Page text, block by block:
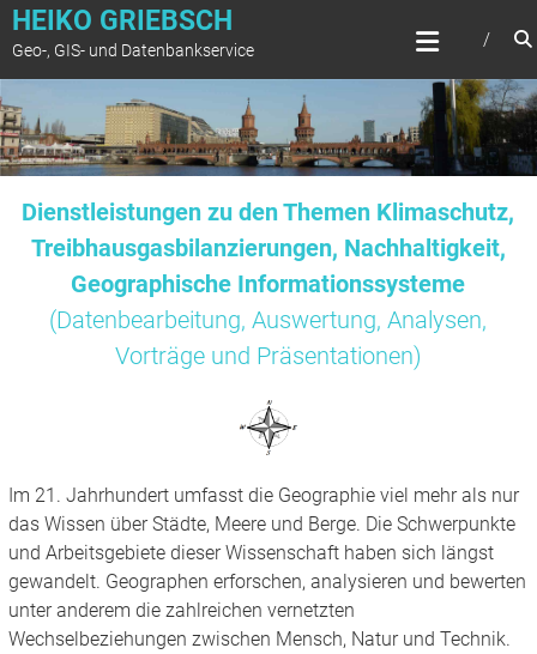
Zum
springen
HEIKO GRIEBSCH
Geo-, GIS- und Datenbankservice
Dienstleistungen zu den Themen Klimaschutz,
Treibhausgasbilanzierungen, Nachhaltigkeit,
Geographische Informationssysteme
(Datenbearbeitung, Auswertung, Analysen,
Vorträge und Präsentationen)
Im 21. Jahrhundert umfasst die Geographie viel mehr als nur
das Wissen über Städte, Meere und Berge. Die Schwerpunkte
und Arbeitsgebiete dieser Wissenschaft haben sich längst
gewandelt. Geographen erforschen, analysieren und bewerten
unter anderem die zahlreichen vernetzten
Wechselbeziehungen zwischen Mensch, Natur und Technik.